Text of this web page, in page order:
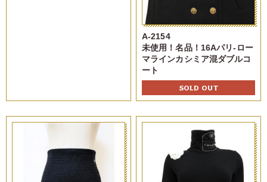
A-2154
未使用！名品！16Aパリ-ロー
マラインカシミア混ダブルコ
ート
SOLD OUT